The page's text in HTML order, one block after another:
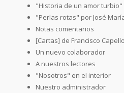
"Historia de un amor
"Perlas rotas" por José
Notas comentarios
[Cartas] de Francisco
Un nuevo colaborador
A nuestros lectores
"Nosotros" en el interior
Nuestro administrador